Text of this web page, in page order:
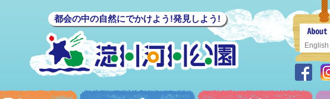
都会の中の自然にでかけよう!発見しよう!
English